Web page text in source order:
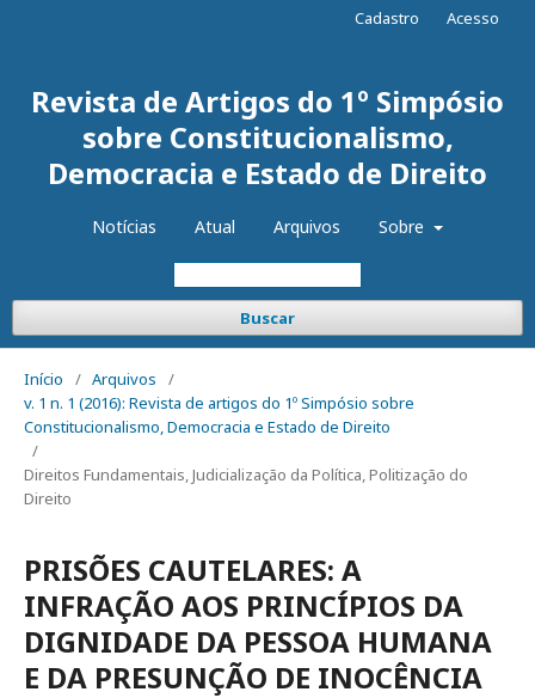
Revista de Artigos do 1º Simpósio
sobre Constitucionalismo,
Democracia e Estado de Direito
Notícias Atual Arquivos Sobre
Buscar
Cadastro Acesso
Início / Arquivos
/
v. 1 n. 1 (2016): Revista de artigos do 1º Simpósio sobre
Constitucionalismo, Democracia e Estado de Direito
/
Direitos Fundamentais, Judicialização da Política, Politização do
Direito
PRISÕES CAUTELARES: A
INFRAÇÃO AOS PRINCÍPIOS DA
DIGNIDADE DA PESSOA HUMANA
E DA PRESUNÇÃO DE INOCÊNCIA